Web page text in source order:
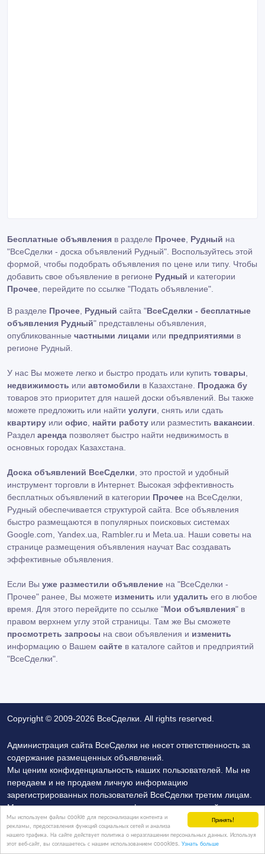
Принять!
Мы используем файлы cookie для персонализации контента и
рекламы, предоставления функций социальных сетей и анализа
нашего трафика. На сайте действует политика о неразглашении персональных данных. Используя
этот веб-сайт, вы соглашаетесь с нашим использованием coookies. Узнать больше
Бесплатные объявления в разделе Прочее Рудный на
"ВсеСделки - доска объявлений Рудный". Воспользуйтесь этой
формой, чтобы подобрать объявления по цене или типу. Чтобы
добавить свое объявление в регионе Рудный и категории
Прочее , перейдите по ссылке "Подать объявление"
В разделе Прочее Рудный сайта "ВсеСделки - бесплатные
объявления Рудный" представлены объявления,
опубликованные частными лицами или предприятиями в
регионе Рудный.
У нас Вы можете легко и быстро продать или купить товары
недвижимость или автомобили в Казахстане. Продажа бу
товаров это приоритет для нашей доски объявлений. Вы также
можете предложить или найти услуги , снять или сдать
квартиру или офис найти работу или разместить вакансии
Раздел аренда позволяет быстро найти недвижимость в
основных городах Казахстана.
Доска объявлений ВсеСделки , это простой и удобный
инструмент торговли в Интернет. Высокая эффективность
бесплатных объявлений в категории Прочее на ВсеСделки,
Рудный обеспечивается структурой сайта. Все объявления
быстро размещаются в популярных поисковых системах
Google.com, Yandex.ua, Rambler.ru и Meta.ua. Наши советы на
странице размещения объявления научат Вас создавать
эффективные объявления.
Если Вы уже разместили объявление на "ВсеСделки -
Прочее" ранее, Вы можете изменить или удалить его в любое
время. Для этого перейдите по ссылке "Мои объявления" в
правом верхнем углу этой страницы. Там же Вы сможете
просмотреть запросы на свои объявления и изменить
информацию о Вашем сайте в каталоге сайтов и предприятий
"ВсеСделки".
Copyright © 2009-2026 ВсеСделки. All rights reserved.
Администрация сайта ВсеСделки не несет ответственность за
содержание размещенных объявлений.
Мы ценим конфиденциальность наших пользователей. Мы не
передаем и не продаем личную информацию
зарегистрированных пользователей ВсеСделки третим лицам.
Мы не отвечаем за правила конфиденциальности сайтов на
которые ссылается ВсеСделки. На некоторых страницах
нашего сайта представлена реклама Google Adsense
Advertising Network. Чтобы узнать подробней о правилах